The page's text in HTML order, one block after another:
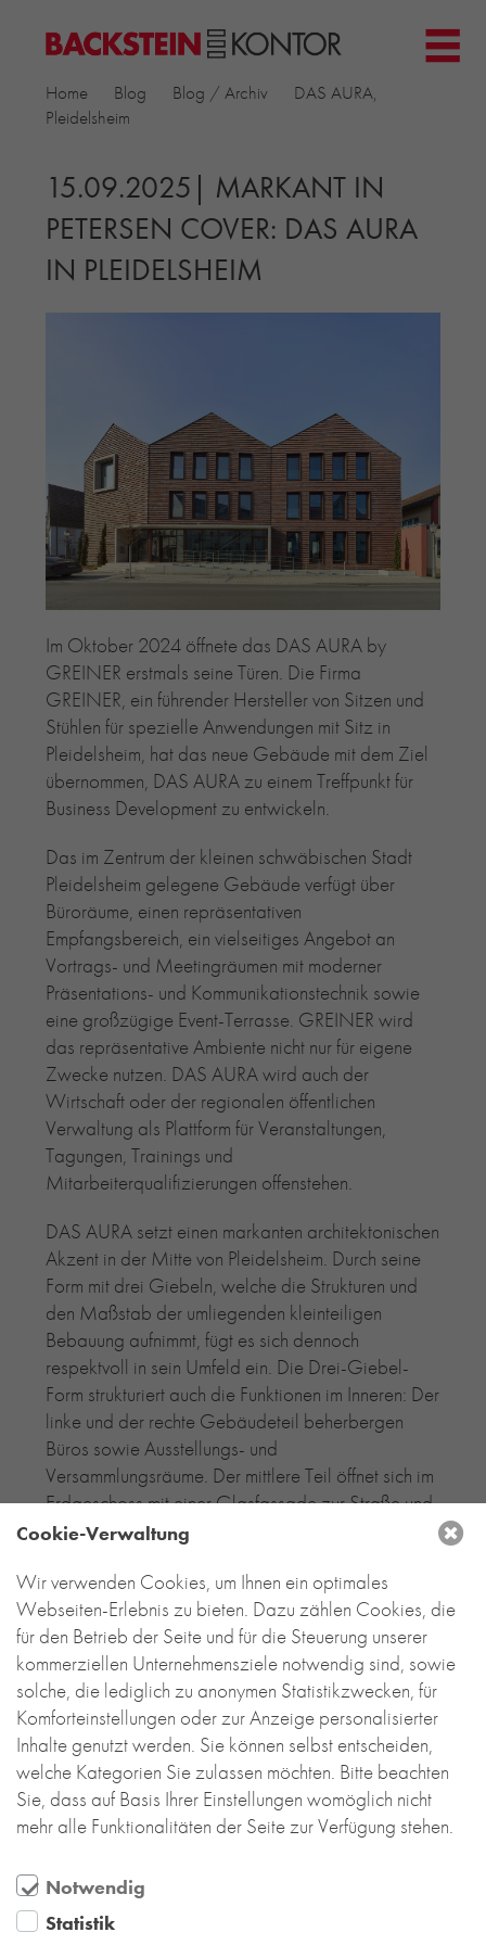
PROJEKTE
▼
KIRCHEN
MEHRFAMILIENHÄUSER
MUSEEN
EINFAMILIENHÄUSER
ALLGEMEINE RIEMCHENKOLLEKTIONEN
PETERSEN TEGL
RECYCLING-ZIEGEL
RE-USE-ZIEGEL
GLASUR-ZIEGEL
RE-USE-MÖRTEL
FASSADENPLANUNG (SCHWEIZ)
PRIVATKUNDEN
ÜBER UNS
BLOG
Home Blog Blog / Archiv
DAS AURA,
Pleidelsheim
15.09.2025| MARKANT IN
PETERSEN COVER: DAS AURA
IN PLEIDELSHEIM
Im Oktober 2024 öffnete das DAS AURA by
GREINER erstmals seine Türen. Die Firma
GREINER, ein führender Hersteller von Sitzen und
Stühlen für spezielle Anwendungen mit Sitz in
Pleidelsheim, hat das neue Gebäude mit dem Ziel
übernommen, DAS AURA zu einem Treffpunkt für
Business Development zu entwickeln.
Das im Zentrum der kleinen schwäbischen Stadt
Pleidelsheim gelegene Gebäude verfügt über
Büroräume, einen repräsentativen
Empfangsbereich, ein vielseitiges Angebot an
Vortrags- und Meetingräumen mit moderner
Präsentations- und Kommunikationstechnik sowie
eine großzügige Event-Terrasse. GREINER wird
das repräsentative Ambiente nicht nur für eigene
Zwecke nutzen. DAS AURA wird auch der
Wirtschaft oder der regionalen öffentlichen
Verwaltung als Plattform für Veranstaltungen,
Tagungen, Trainings und
Mitarbeiterqualifizierungen offenstehen.
DAS AURA setzt einen markanten architektonischen
Akzent in der Mitte von Pleidelsheim. Durch seine
Form mit drei Giebeln, welche die Strukturen und
den Maßstab der umliegenden kleinteiligen
Bebauung aufnimmt, fügt es sich dennoch
respektvoll in sein Umfeld ein. Die Drei-Giebel-
Form strukturiert auch die Funktionen im Inneren: Der
linke und der rechte Gebäudeteil beherbergen
Büros sowie Ausstellungs- und
Versammlungsräume. Der mittlere Teil öffnet sich im
Erdgeschoss mit einer Glasfassade zur Straße und
dient als repräsentativer Empfangsbereich und zur
Seine besondere Ausstrahlung erhältDAS AURA
durch die komplette Verkleidung mit Petersen Cover
Ziegeln. Petersen Cover ist ein innovatives
Ziegelprodukt der dänischen Ziegelei Petersen
Tegl, das als Dach- und Fassadenziegel
einsetzbar ist. Mit den handgefertigten Ziegeln
kann man Gebäude „von Kopf bis Fuß“ einkleiden
und so eine sehr außergewöhnliche Wirkung
erzielen, die mit vielen Umfeldern hervorragend
Dies zeigt sich auch in Pleidelsheim: Mit den drei
Giebeln und der Petersen Cover Verkleidung hebt
Cookie-Verwaltung
Wir verwenden Cookies, um Ihnen ein optimales
Webseiten-Erlebnis zu bieten. Dazu zählen Cookies, die
für den Betrieb der Seite und für die Steuerung unserer
kommerziellen Unternehmensziele notwendig sind, sowie
solche, die lediglich zu anonymen Statistikzwecken, für
Komforteinstellungen oder zur Anzeige personalisierter
Inhalte genutzt werden. Sie können selbst entscheiden,
welche Kategorien Sie zulassen möchten. Bitte beachten
Sie, dass auf Basis Ihrer Einstellungen womöglich nicht
mehr alle Funktionalitäten der Seite zur Verfügung stehen.
Notwendig
Statistik